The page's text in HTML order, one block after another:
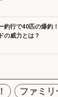
釣行で40匹の爆釣
の威力とは？
ファミ